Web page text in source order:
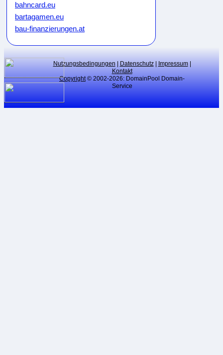
bahncard.eu
bartagamen.eu
bau-finanzierungen.at
blumenkauf.at
börsenmakler.eu
Nutzungsbedingungen Datenschutz| Impressum|
Kontakt
Copyright© 2002-2026: DomainPool Domain-
Service